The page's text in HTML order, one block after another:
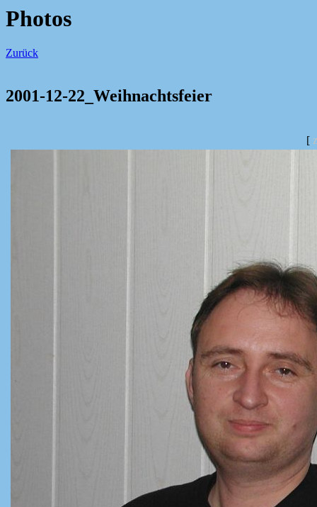
Photos
Zurück
2001-12-22_Weihnachtsfeier
[